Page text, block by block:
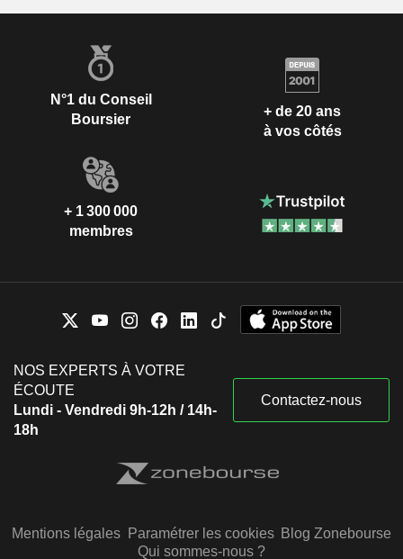
N°1 du Conseil
Boursier
+ de 20 ans
à vos côtés
+ 1 300 000
membres
NOS EXPERTS À VOTRE
ÉCOUTE
Lundi - Vendredi 9h-12h / 14h-
18h
Contactez-nous
Mentions légales Paramétrer les cookies Blog Zonebourse
Qui sommes-nous ?